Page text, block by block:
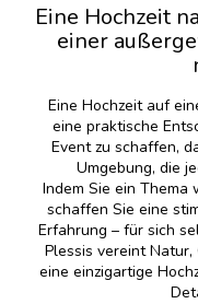
Eine Hochzeit
einer
Eine Hochzeit auf
eine praktische
Event zu schaffen,
Umgebung, die
Indem Sie ein Thema
schaffen Sie eine
Erfahrung – für sich
Plessis vereint Natur,
eine einzigartige